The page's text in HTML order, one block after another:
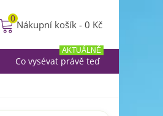
0
Nákupní košík - 0 Kč
Co vysévat právě teď
AKTUÁLNĚ